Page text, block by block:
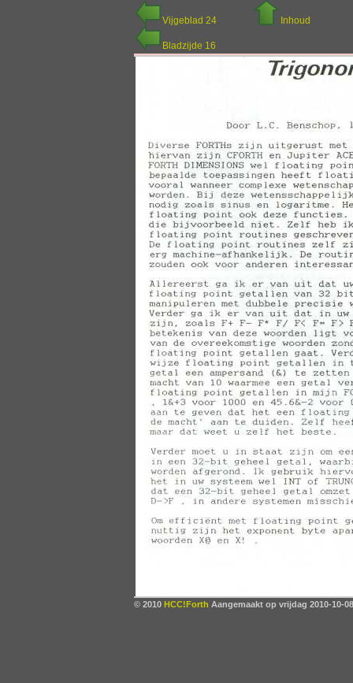
Vijgeblad 24 Inhoud
Bladzijde 16
© 2010 HCC!Forth Aangemaakt op vrijdag 2010-10-